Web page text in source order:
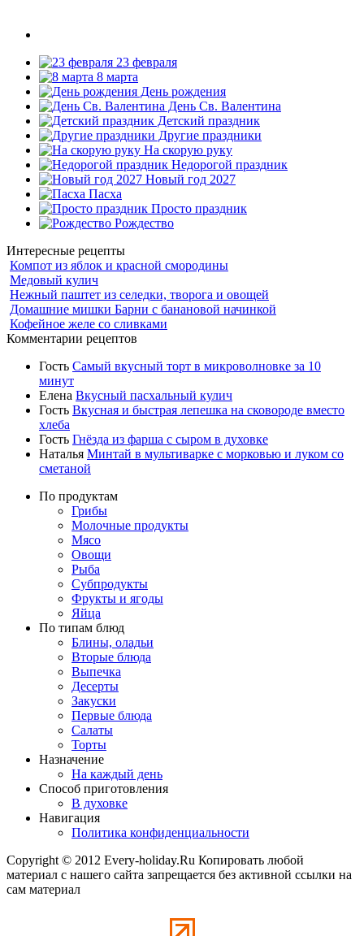
23 февраля
8 марта
День рождения
День Св. Валентина
Детский праздник
Другие праздники
На скорую руку
Недорогой праздник
Новый год 2027
Пасха
Просто праздник
Рождество
Интересные рецепты
Компот из яблок и красной смородины
Медовый кулич
Нежный паштет из селедки, творога и овощей
Домашние мишки Барни с банановой начинкой
Кофейное желе со сливками
Комментарии рецептов
Гость Самый вкусный торт в микроволновке за 10
минут
Елена Вкусный пасхальный кулич
Гость Вкусная и быстрая лепешка на сковороде вместо
хлеба
Гость Гнёзда из фарша с сыром в духовке
Наталья Минтай в мультиварке с морковью и луком со
сметаной
По продуктам
Грибы
Молочные продукты
Мясо
Овощи
Рыба
Субпродукты
Фрукты и ягоды
Яйца
По типам блюд
Блины, оладьи
Вторые блюда
Выпечка
Десерты
Закуски
Первые блюда
Салаты
Торты
Назначение
На каждый день
Способ приготовления
В духовке
Навигация
Политика конфиденциальности
Copyright © 2012 Every-holiday.Ru Копировать любой
материал с нашего сайта запрещается без активной ссылки на
сам материал